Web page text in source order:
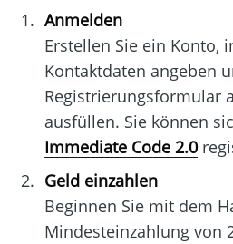
Anmelden
Erstellen Sie ein Konto,
Kontaktdaten angeben
Registrierungsformular
ausfüllen. Sie können
Immediate Code 2.0
Geld einzahlen
Beginnen Sie mit dem
Mindesteinzahlung von